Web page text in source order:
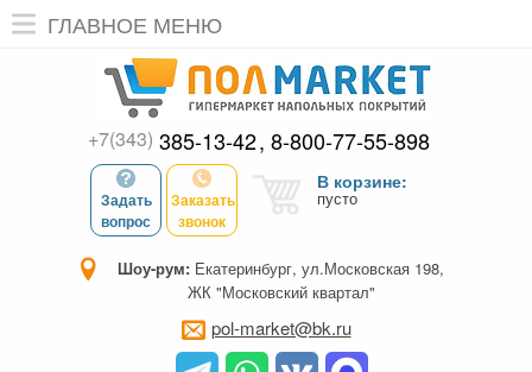
ГЛАВНОЕ МЕНЮ
+7(343) 385-13-42 8-800-77-55-898
Задать
вопрос
Заказать
звонок
В корзине:
пусто
Шоу-рум: Екатеринбург, ул.Московская 198,
ЖК "Московский квартал"
pol-market@bk.ru